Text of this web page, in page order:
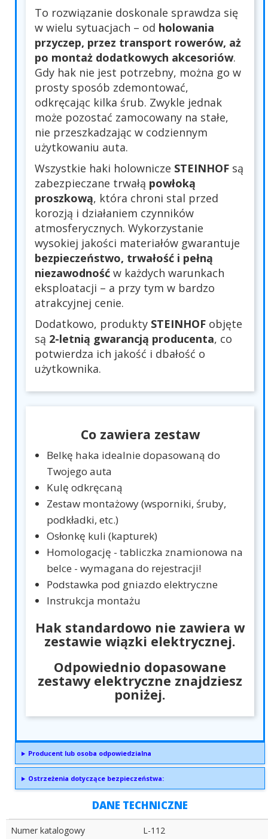
To rozwiązanie doskonale sprawdza się
w wielu sytuacjach – od holowania
przyczep, przez transport rowerów, aż
po montaż dodatkowych akcesoriów.
Gdy hak nie jest potrzebny, można go w
prosty sposób zdemontować,
odkręcając kilka śrub. Zwykle jednak
może pozostać zamocowany na stałe,
nie przeszkadzając w codziennym
użytkowaniu auta.
Wszystkie haki holownicze STEINHOF są
zabezpieczane trwałą powłoką
proszkową, która chroni stal przed
korozją i działaniem czynników
atmosferycznych. Wykorzystanie
wysokiej jakości materiałów gwarantuje
bezpieczeństwo, trwałość i pełną
niezawodność w każdych warunkach
eksploatacji – a przy tym w bardzo
atrakcyjnej cenie.
Dodatkowo, produkty STEINHOF objęte
są 2-letnią gwarancją producenta, co
potwierdza ich jakość i dbałość o
użytkownika.
Co zawiera zestaw
Belkę haka idealnie dopasowaną do
Twojego auta
Kulę odkręcaną
Zestaw montażowy (wsporniki, śruby,
podkładki, etc.)
Osłonkę kuli (kapturek)
Homologację - tabliczka znamionowa na
belce - wymagana do rejestracji!
Podstawka pod gniazdo elektryczne
Instrukcja montażu
Hak standardowo nie zawiera w
zestawie wiązki elektrycznej.
Odpowiednio dopasowane
zestawy elektryczne znajdziesz
poniżej.
Producent lub osoba odpowiedzialna
Ostrzeżenia dotyczące bezpieczeństwa:
DANE TECHNICZNE
Numer katalogowy L-112